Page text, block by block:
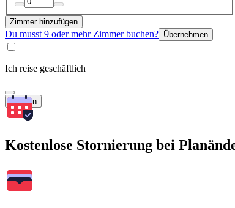
Zimmer hinzufügen
Du musst 9 oder mehr Zimmer buchen? Übernehmen
Ich reise geschäftlich
Suchen
Kostenlose Stornierung bei